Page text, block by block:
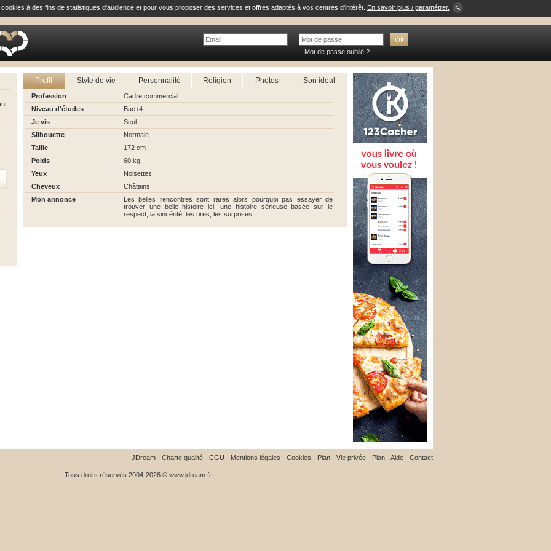
à des fins de statistiques d'audience et pour vous proposer des services et offres adaptés à vos centres d'intérêt. En savoir plus / paramétrer.
Mot de passe oublié ?
Profil Style de vie Personnalité Religion Photos Son idéal
Profession
Cadre commercial
Niveau d'études
Bac+4
Je vis
Seul
Silhouette
Normale
Taille
172 cm
Poids
60 kg
Yeux
Noisettes
Cheveux
Châtains
Mon annonce
Les belles rencontres sont rares alors pourquoi pas essayer de
trouver une belle histoire ici, une histoire sérieuse basée sur le
respect, la sincérité, les rires, les surprises..
JDream - Charte qualité - CGU - Mentions légales - Cookies - Plan - Vie privée - Plan -Aide - Contact
Tous droits réservés 2004-2026 © www.jdream.fr